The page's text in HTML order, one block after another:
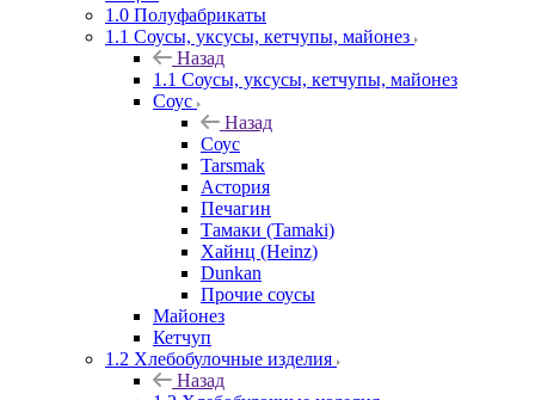
1.0 Полуфабрикаты
1.1 Соусы, уксусы, кетчупы, майонез
Назад
1.1 Соусы, уксусы, кетчупы, майонез
Соус
Назад
Соус
Tarsmak
Астория
Печагин
Тамаки (Tamaki)
Хайнц (Heinz)
Dunkan
Прочие соусы
Майонез
Кетчуп
1.2 Хлебобулочные изделия
Назад